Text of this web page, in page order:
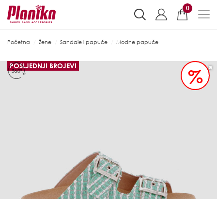
0
Početna Žene Sandale i papuče Modne papuče
%
POSLJEDNJI BROJEVI